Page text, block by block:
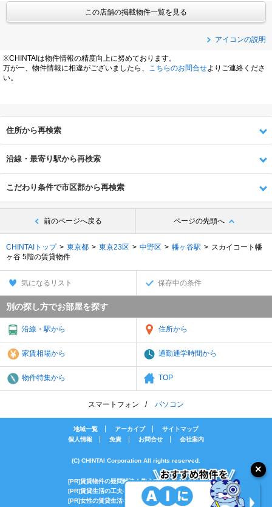
この店舗の掲載物件一覧を見る
アイコンの説明
※CHINTAIは物件情報の精度向上に努めております。
万が一、物件情報に相違がございましたら、
こちらのお問合せよりご連絡くださ
い。
住所から再検索
沿線・最寄り駅から再検索
こだわり条件で市区郡から再検索
前のページへ戻る ページの先頭へ
CHINTAIトップ 東京都 東京23区 中野区 幡ヶ谷駅
スカイコート幡
ヶ谷 5階の賃貸物件
気になるリスト 保存中の条件
別の探し方でお部屋を探す
沿線・駅から 住所から
家賃相場から 通勤通学時間から
物件特集から TOP
スマートフォン パソコン
地域一覧 アーカイブ
サイトマップ
個人情報
免責 お問合せ 会社案内
(C) CHINTAI Corporation All rights reserved.
[PR]賃貸物件の疑問解決！教えてエイブルAGENT
[PR]賃貸生活の工夫を紹介！CHINTAI情報局
[PR]女性の賃貸生活を応援！Woman.CHINTAI